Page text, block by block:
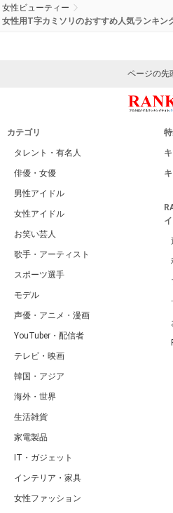
女性ビューティー
女性用T字カミソリのおすすめ人気ランキン
ページの先
カテゴリ
タレント・有名人
俳優・女優
男性アイドル
女性アイドル
お笑い芸人
歌手・アーティスト
スポーツ選手
モデル
声優・アニメ・漫画
YouTuber・配信者
テレビ・映画
韓国・アジア
海外・世界
生活雑貨
家電製品
IT・ガジェット
インテリア・家具
女性ファッション